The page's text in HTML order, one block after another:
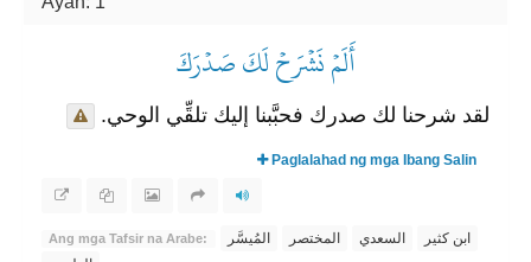
أَلَمۡ نَشۡرَحۡ لَكَ صَدۡرَكَ
لقد شرحنا لك صدرك فحبَّبنا إليك تلقِّي الوحي.
Paglalahad ng mga Ibang Salin
Ang mga Tafsir na Arabe: المُيسَّر المختصر السعدي
ابن كثير